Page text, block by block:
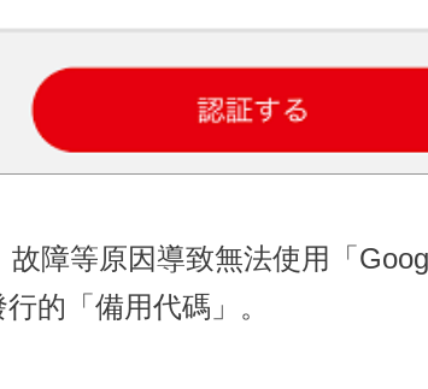
障等原因導致無法使用「
的「備用代碼」。